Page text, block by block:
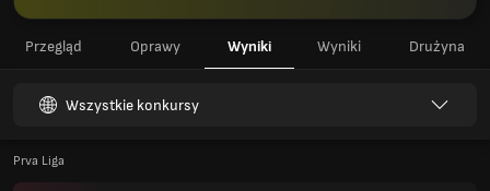
Przegląd Oprawy Wyniki Wyniki Drużyna
Wszystkie konkursy
Prva Liga